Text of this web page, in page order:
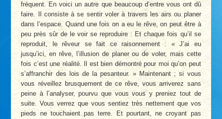
fréquent. En voici un autre que beaucoup d’entre vous ont dû
faire. Il consiste à se sentir voler à travers les airs ou planer
dans l’espace. Quand une fois on a eu le rêve, on peut être à
peu près sûr de le voir se reproduire : Et chaque fois qu’il se
reproduit, le rêveur se fait ce raisonnement : « J’ai eu
jusqu’ici, en rêve, l’illusion de planer ou de voler, mais cette
fois c’est une réalité. Il est bien démontré pour moi qu’on peut
s’affranchir des lois de la pesanteur. » Maintenant ; si vous
vous réveillez brusquement de ce rêve, vous arriverez sans
peine à l’analyser, pourvu que vous vous y preniez tout de
suite. Vous verrez que vous sentiez très nettement que vos
pieds ne touchaient pas terre. Et pourtant, ne croyant pas